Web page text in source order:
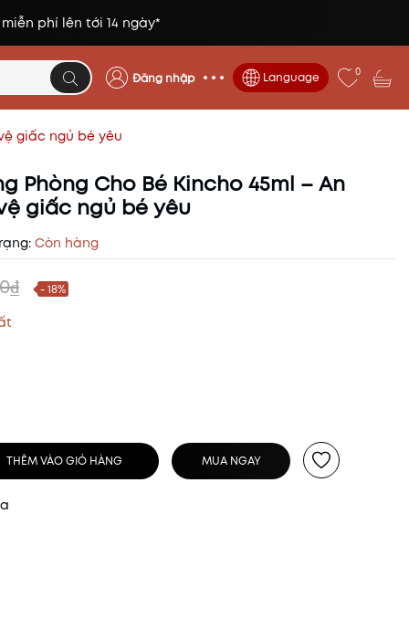
phí lên tới 14 ngày*
Đăng nhập Language 0
giấc ngủ bé yêu
Phòng Cho Bé Kincho 45ml – An
giấc ngủ bé yêu
Còn hàng
- 18%
THÊM VÀO GIỎ HÀNG MUA NGAY